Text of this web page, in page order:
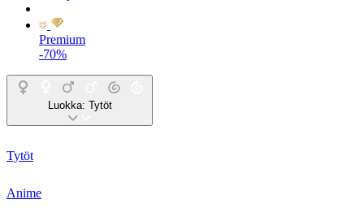
Premium
-70%
Luokka: Tytöt
Tytöt
Anime